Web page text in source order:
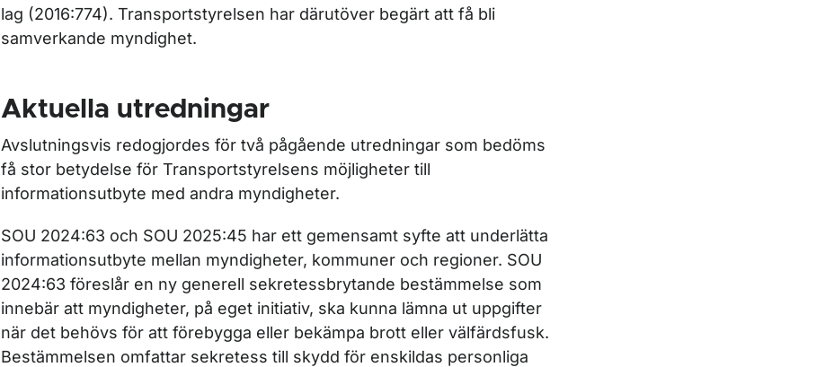
lag (2016:774). Transportstyrelsen har därutöver begärt att få bli
samverkande myndighet.
Aktuella utredningar
Avslutningsvis redogjordes för två pågående utredningar som bedöms
få stor betydelse för Transportstyrelsens möjligheter till
informationsutbyte med andra myndigheter.
SOU 2024:63 och SOU 2025:45 har ett gemensamt syfte att underlätta
informationsutbyte mellan myndigheter, kommuner och regioner. SOU
2024:63 föreslår en ny generell sekretessbrytande bestämmelse som
innebär att myndigheter, på eget initiativ, ska kunna lämna ut uppgifter
när det behövs för att förebygga eller bekämpa brott eller välfärdsfusk.
Bestämmelsen omfattar sekretess till skydd för enskildas personliga